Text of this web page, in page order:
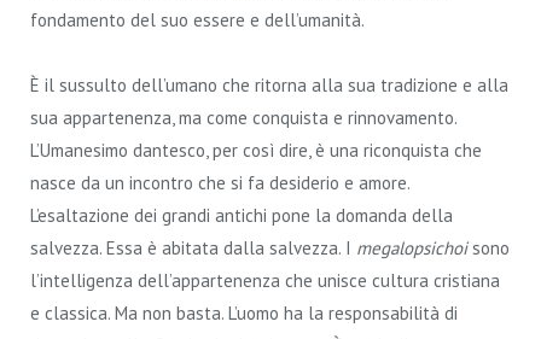
fondamento del suo essere e dell’umanità.
È il sussulto dell’umano che ritorna alla sua tradizione e alla
sua appartenenza, ma come conquista e rinnovamento.
L’Umanesimo dantesco, per così dire, è una riconquista che
nasce da un incontro che si fa desiderio e amore.
L’esaltazione dei grandi antichi pone la domanda della
salvezza. Essa è abitata dalla salvezza. I megalopsichoisono
l’intelligenza dell’appartenenza che unisce cultura cristiana
e classica. Ma non basta. L’uomo ha la responsabilità di